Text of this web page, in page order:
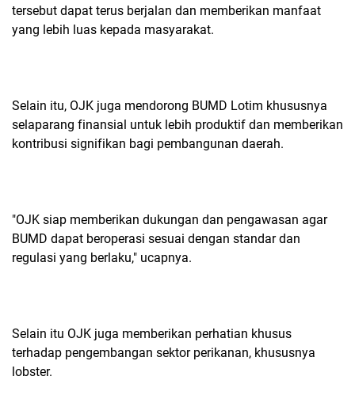
tersebut dapat terus berjalan dan memberikan manfaat
yang lebih luas kepada masyarakat.
Selain itu, OJK juga mendorong BUMD Lotim khususnya
selaparang finansial untuk lebih produktif dan memberikan
kontribusi signifikan bagi pembangunan daerah.
"OJK siap memberikan dukungan dan pengawasan agar
BUMD dapat beroperasi sesuai dengan standar dan
regulasi yang berlaku," ucapnya.
Selain itu OJK juga memberikan perhatian khusus
terhadap pengembangan sektor perikanan, khususnya
lobster.